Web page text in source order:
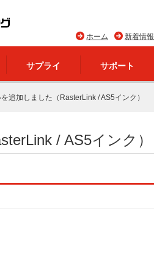
新着情報
ホーム
サプライ サポート
追加しました（RasterLink / AS5インク）
/ AS5インク）